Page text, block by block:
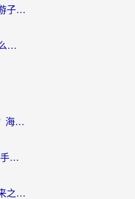
斧牛和加速喵好用吗？海外游子的真实选择困境
马来西亚留学生回国VPN怎么选？3个避坑点+1款实测好用的加速器推荐
Sky光·遇在国外怎么加速玩？海外党亲测有效的国服游戏加速指南
在欧洲能玩天下-异兽山海吗手游？海外玩家的加速器生存指南
在欧洲怎么打绝地求生：未来之役不卡？留学生亲测的加速器避坑指南